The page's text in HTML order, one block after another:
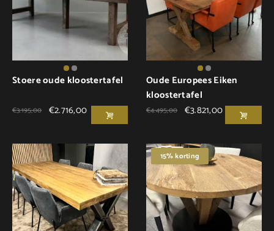
Stoere oude kloostertafel
€3.195,00 €2.716,00
Oude Europees Eiken
kloostertafel
€4.495,00 €3.821,00
15% korting